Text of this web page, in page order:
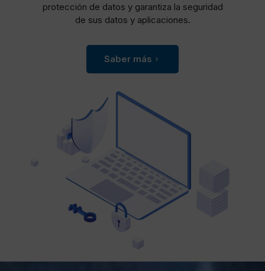
protección de datos y garantiza la seguridad
de sus datos y aplicaciones.
Saber más